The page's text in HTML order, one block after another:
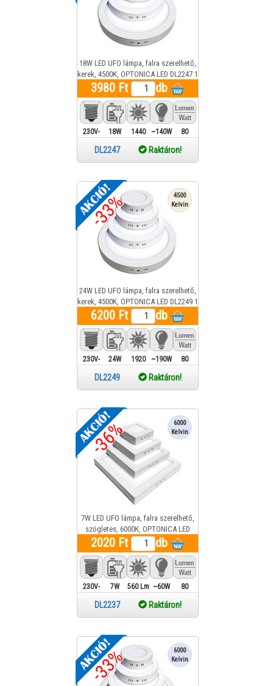
18W LED UFO lámpa, falra szerelhető,
kerek, 4500K, OPTONICA LED DL2247 1
év gar.
3980 Ft db
230V-
köthető
18W
1440
~140W 80
DL2247 Raktáron!
-33%
4500
Kelvin
24W LED UFO lámpa, falra szerelhető,
kerek, 4500K, OPTONICA LED DL2249 1
év gar.
6200 Ft db
230V-
köthető
24W
1920
~190W 80
DL2249 Raktáron!
-36%
6000
Kelvin
7W LED UFO lámpa, falra szerelhető,
szögletes, 6000K, OPTONICA LED
DL2237 1 év gar.
2020 Ft db
230V-
köthető
7W 560 Lm ~60W 80
DL2237 Raktáron!
-33%
6000
Kelvin